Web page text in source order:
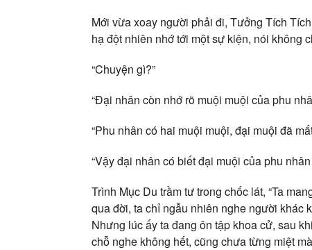
Mới vừa xoay người phải đi, Tưởng Tích
hạ đột nhiên nhớ tới một sự kiện, nói không
“Chuyện gì?”
“Đại nhân còn nhớ rõ muội muội của phu
“Phu nhân có hai muội muội, đại muội đã
“Vậy đại nhân có biết đại muội của phu
Trình Mục Du trầm tư trong chốc lát, “Ta
qua đời, ta chỉ ngẫu nhiên nghe người khác
Nhưng lúc ấy ta đang ôn tập khoa cử, sau
chỗ nghe không hết, cũng chưa từng miệt